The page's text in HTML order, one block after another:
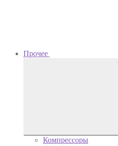
Прочее
Компрессоры